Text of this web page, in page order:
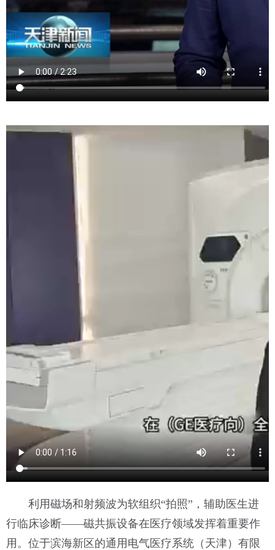
利用磁场和射频波为软组织“拍照”，辅助医生进
行临床诊断——磁共振设备在医疗领域发挥着重要作
用。位于滨海新区的通用电气医疗系统（天津）有限